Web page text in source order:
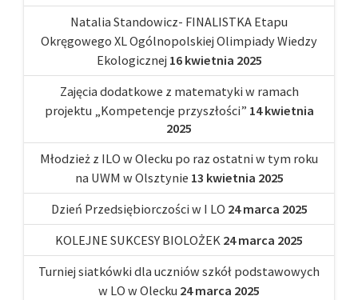
Natalia Standowicz- FINALISTKA Etapu
Okręgowego XL Ogólnopolskiej Olimpiady Wiedzy
Ekologicznej 16 kwietnia 2025
Zajęcia dodatkowe z matematyki w ramach
projektu „Kompetencje przyszłości” 14 kwietnia
2025
Młodzież z ILO w Olecku po raz ostatni w tym roku
na UWM w Olsztynie 13 kwietnia 2025
Dzień Przedsiębiorczości w I LO 24 marca 2025
KOLEJNE SUKCESY BIOLOŻEK 24 marca 2025
Turniej siatkówki dla uczniów szkół podstawowych
w LO w Olecku 24 marca 2025